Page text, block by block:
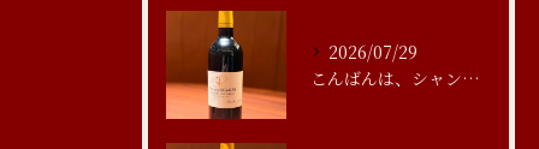
2026/07/29
こんばんは、シャンブルアスリール清水です